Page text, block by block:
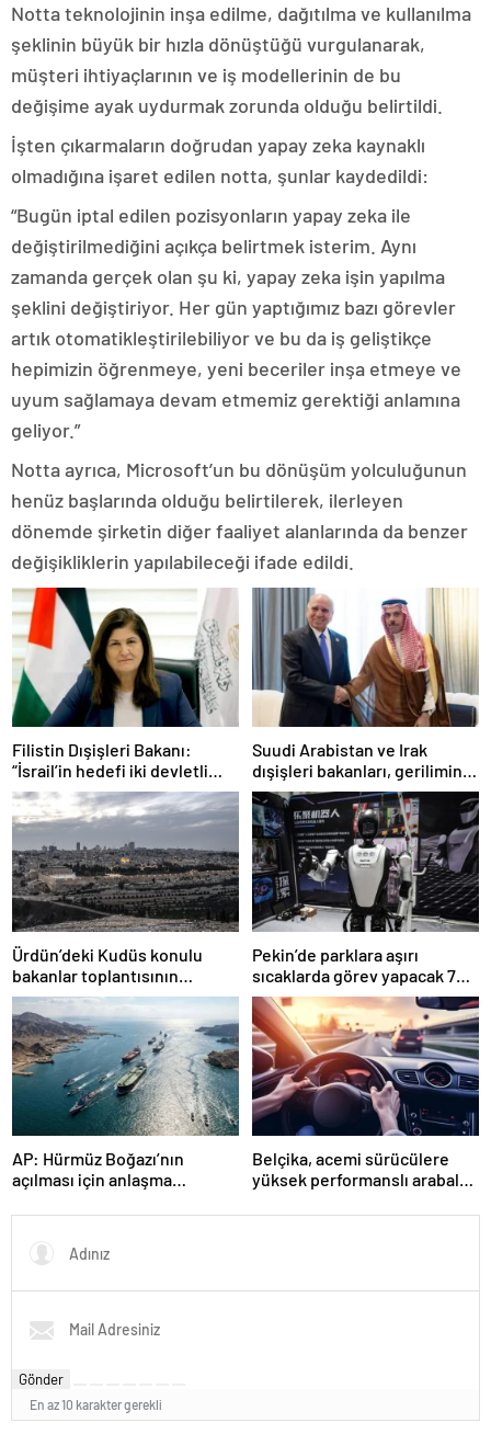
Notta teknolojinin inşa edilme, dağıtılma ve kullanılma
şeklinin büyük bir hızla dönüştüğü vurgulanarak,
müşteri ihtiyaçlarının ve iş modellerinin de bu
değişime ayak uydurmak zorunda olduğu belirtildi.
İşten çıkarmaların doğrudan yapay zeka kaynaklı
olmadığına işaret edilen notta, şunlar kaydedildi:
“Bugün iptal edilen pozisyonların yapay zeka ile
değiştirilmediğini açıkça belirtmek isterim. Aynı
zamanda gerçek olan şu ki, yapay zeka işin yapılma
şeklini değiştiriyor. Her gün yaptığımız bazı görevler
artık otomatikleştirilebiliyor ve bu da iş geliştikçe
hepimizin öğrenmeye, yeni beceriler inşa etmeye ve
uyum sağlamaya devam etmemiz gerektiği anlamına
geliyor.”
Notta ayrıca, Microsoft’un bu dönüşüm yolculuğunun
henüz başlarında olduğu belirtilerek, ilerleyen
dönemde şirketin diğer faaliyet alanlarında da benzer
değişikliklerin yapılabileceği ifade edildi.
Filistin Dışişleri Bakanı:
“İsrail’in hedefi iki devletli
çözümü ortadan kaldırmak”
Suudi Arabistan ve Irak
dışişleri bakanları, gerilimin
ardından Ürdün’de görüştü
Ürdün’deki Kudüs konulu
bakanlar toplantısının
ardından ortak açıklama
yapıldı
Pekin’de parklara aşırı
sıcaklarda görev yapacak 72
robot yerleştirildi
AP: Hürmüz Boğazı’nın
açılması için anlaşma
Belçika, acemi sürücülere
yüksek performanslı arabaları
Gönder
En az 10 karakter gerekli